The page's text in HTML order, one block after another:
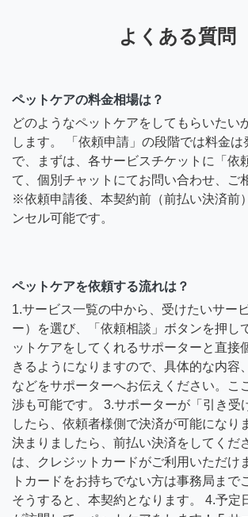
よくある質問
ペットケアの料金相場は？
どのようなペットケアをしてもらいたい
します。 「依頼申請」の段階では料金
で、まずは、各サービスチケットに「依
て、個別チャットにてお問い合わせ、ご
※依頼申請後、本契約前（前払い決済前
ンセル可能です。
ペットケアを依頼する流れは？
1.サービス一覧の中から、受けたいサー
ー）を選び、「依頼相談」ボタンを押し
ットケアをしてくれるサポーターと直接
きるようになりますので、具体的な内容
などをサポーターへお伝えください。こ
渉も可能です。 3.サポーターが「引き受
したら、依頼者様側で決済が可能になり
決まりましたら、前払い決済をしてくだ
は、クレジットカードがご利用いただけ
トカードをお持ちでない方は事務局まで
そうすると、本契約となります。 4.予定